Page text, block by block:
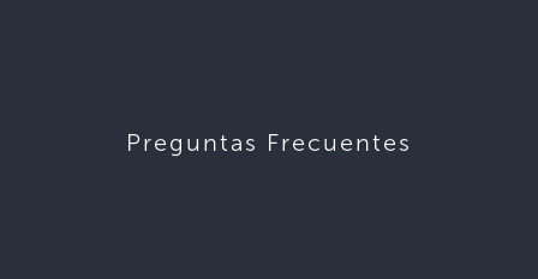
Preguntas Frecuentes